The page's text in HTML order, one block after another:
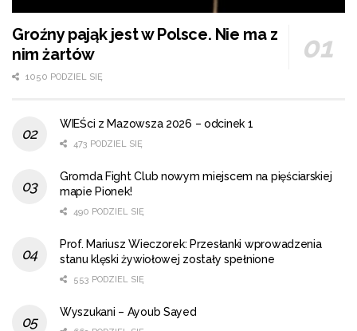
Groźny pająk jest w Polsce. Nie ma z
nim żartów
1050 PODZIEL SIĘ
WIEŚci z Mazowsza 2026 – odcinek 1
473 PODZIEL SIĘ
Gromda Fight Club nowym miejscem na pięściarskiej
mapie Pionek!
490 PODZIEL SIĘ
Prof. Mariusz Wieczorek: Przesłanki wprowadzenia
stanu klęski żywiołowej zostały spełnione
553 PODZIEL SIĘ
Wyszukani – Ayoub Sayed